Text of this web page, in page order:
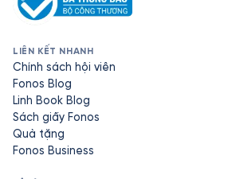
LIÊN KẾT NHANH
Chính sách hội viên
Fonos Blog
Linh Book Blog
Sách giấy Fonos
Quà tặng
Fonos Business